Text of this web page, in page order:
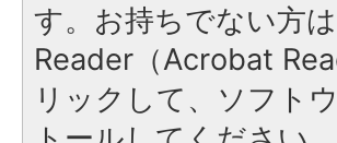
す。お持ちでない方
Reader（Acrobat
リックして、ソフト